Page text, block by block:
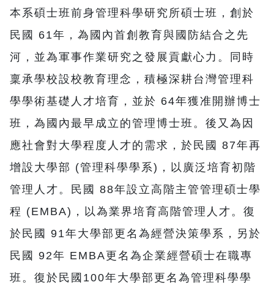
本系碩士班前身管理科學研究所碩士班，創於
民國 61年，為國內首創教育與國防結合之先
河，並為軍事作業研究之發展貢獻心力。同時
稟承學校設校教育理念，積極深耕台灣管理科
學學術基礎人才培育，並於 64年獲准開辦博士
班，為國內最早成立的管理博士班。後又為因
應社會對大學程度人才的需求，於民國 87年再
增設大學部 (管理科學學系)，以廣泛培育初階
管理人才。民國 88年設立高階主管管理碩士學
程 (EMBA)，以為業界培育高階管理人才。復
於民國 91年大學部更名為經營決策學系，另於
民國 92年 EMBA更名為企業經營碩士在職專
班。復於民國100年大學部更名為管理科學學